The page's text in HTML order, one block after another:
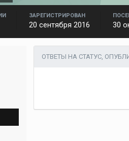
ЗАРЕГИСТРИРОВАН
20 сентября 2016 30
ОТВЕТЫ НА СТАТУС,